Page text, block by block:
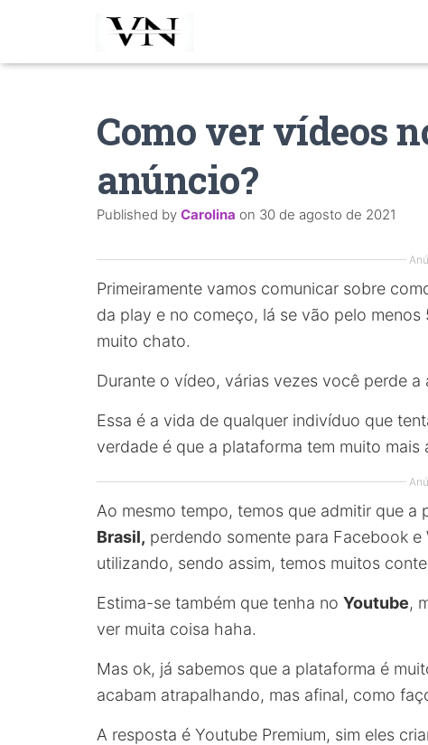
Como ver vídeos
anúncio?
Published by Carolina on 30 de agosto de 2021
Primeiramente vamos comunicar sobre
da play e no começo, lá se vão pelo
muito chato.
Durante o vídeo, várias vezes você perde
Essa é a vida de qualquer indivíduo que
verdade é que a plataforma tem muito
Ao mesmo tempo, temos que admitir que a
Brasil, perdendo somente para Facebook
utilizando, sendo assim, temos muitos
Estima-se também que tenha no Youtube,
ver muita coisa haha.
Mas ok, já sabemos que a plataforma é
acabam atrapalhando, mas afinal, como
A resposta é Youtube Premium, sim eles